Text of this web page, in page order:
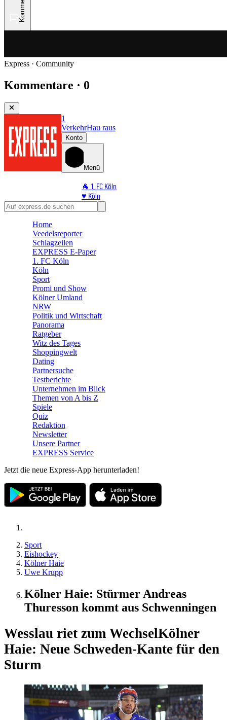
Express · Community
Kommentare · 0
1
VerkehrHau raus
Konto
Menü
🐐 1. FC Köln
♥️ Köln
⭐ Promi
🛒 Shoppingwelt
Home
Veedelsreporter
Schlagzeilen
EXPRESS E-Paper
1. FC Köln
Köln
Sport
Promi und Show
Kölner Umland
NRW
Politik und Wirtschaft
Panorama
Ratgeber
Witz des Tages
Shoppingwelt
Dating
Partnersuche
Testberichte
Unternehmen im Blick
Themen von A bis Z
Spiele
Quiz
Redaktion
Newsletter
Unsere Partner
EXPRESS Service
Jetzt die neue Express-App herunterladen!
Sport
Eishockey
Kölner Haie
Uwe Krupp
Kölner Haie: Stürmer Andreas
Thuresson kommt aus Schwenningen
Wesslau riet zum WechselKölner
Haie: Neue Schweden-Kante für den
Sturm